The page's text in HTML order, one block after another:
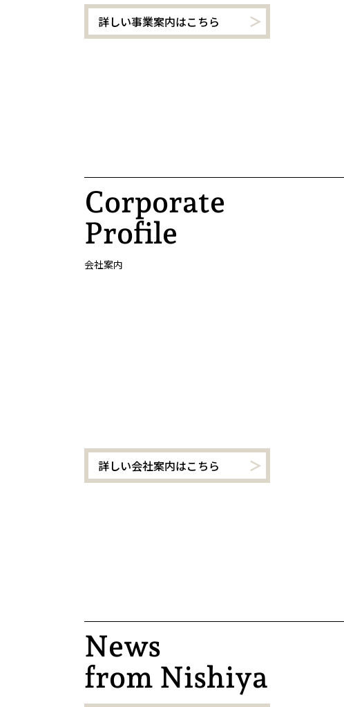
詳しい事業案内はこちら
Corporate
Profile
会社案内
詳しい会社案内はこちら
News
from Nishiya